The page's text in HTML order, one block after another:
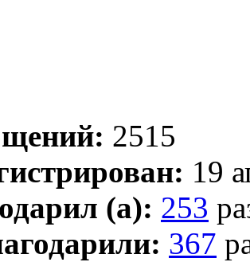
2515
19
(а): 253
367